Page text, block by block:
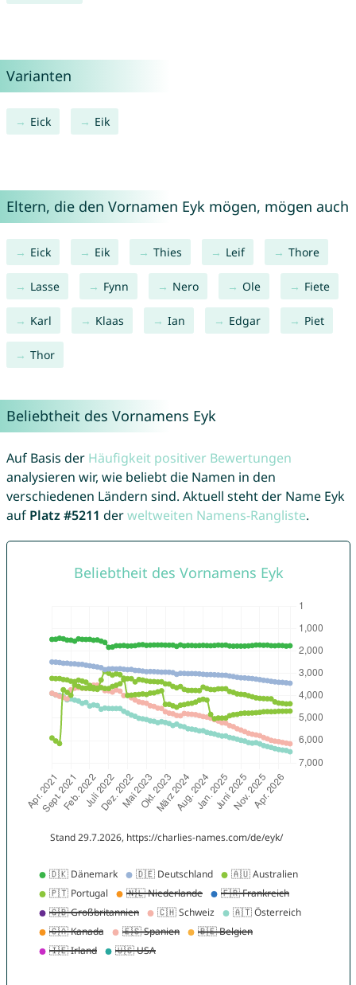
Varianten
Eick Eik
Eltern, die den Vornamen Eyk mögen, mögen auch
Eick Eik Thies Leif Thore
Lasse Fynn Nero Ole Fiete
Karl Klaas Ian Edgar Piet
Thor
Beliebtheit des Vornamens Eyk
Auf Basis der Häufigkeit positiver Bewertungen
analysieren wir, wie beliebt die Namen in den
verschiedenen Ländern sind. Aktuell steht der Name Eyk
auf Platz #5211 derweltweiten Namens-Rangliste.